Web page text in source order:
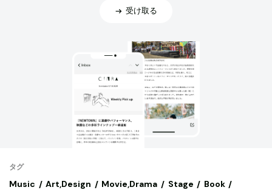
受け取る
タグ
Music Art,Design Movie,Drama Stage
Book